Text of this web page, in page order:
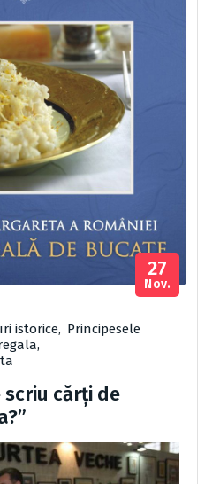
istorice, Principesele
,
27
Nov.
scriu cărți de